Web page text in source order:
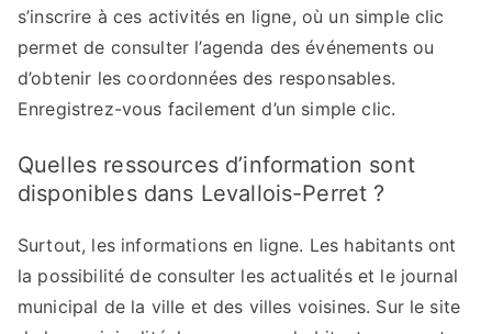
s’inscrire à ces activités en ligne, où un simple clic
permet de consulter l’agenda des événements ou
d’obtenir les coordonnées des responsables.
Enregistrez-vous facilement d’un simple clic.
Quelles ressources d’information sont
disponibles dans Levallois-Perret ?
Surtout, les informations en ligne. Les habitants ont
la possibilité de consulter les actualités et le journal
municipal de la ville et des villes voisines. Sur le site